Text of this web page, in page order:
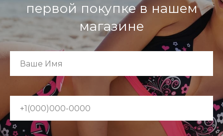
первой покупке в нашем
магазине